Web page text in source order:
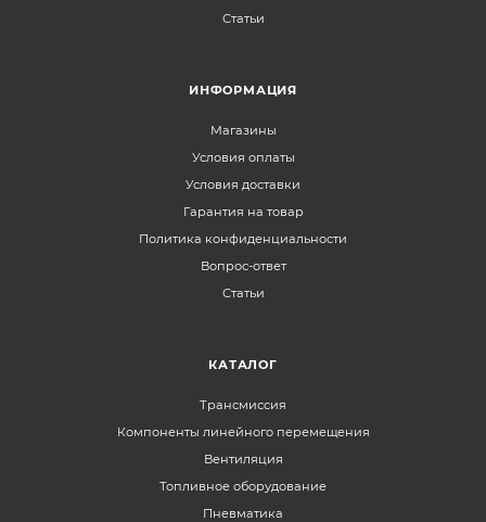
Статьи
ИНФОРМАЦИЯ
Магазины
Условия оплаты
Условия доставки
Гарантия на товар
Политика конфиденциальности
Вопрос-ответ
Статьи
КАТАЛОГ
Трансмиссия
Компоненты линейного перемещения
Вентиляция
Топливное оборудование
Пневматика